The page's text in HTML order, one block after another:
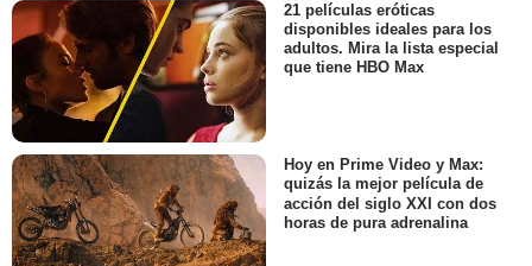
21 películas eróticas
disponibles ideales para los
adultos. Mira la lista especial
que tiene HBO Max
Hoy en Prime Video y Max:
quizás la mejor película de
acción del siglo XXI con dos
horas de pura adrenalina